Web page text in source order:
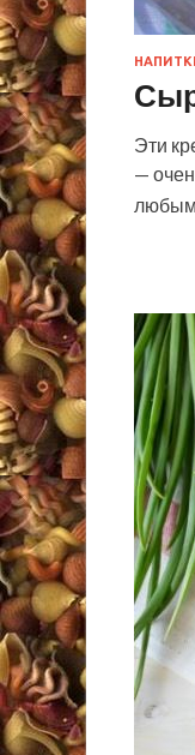
Эти
—
любым